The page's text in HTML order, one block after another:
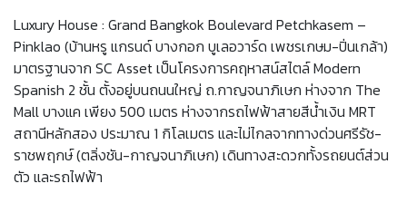
Luxury House : Grand Bangkok Boulevard Petchkasem –
Pinklao (บ้านหรู แกรนด์ บางกอก บูเลอวาร์ด เพชรเกษม-ปิ่นเกล้า)
มาตรฐานจาก SC Asset เป็นโครงการคฤหาสน์สไตล์ Modern
Spanish 2 ชั้น ตั้งอยู่บนถนนใหญ่ ถ.กาญจนาภิเษก ห่างจาก The
Mall บางแค เพียง 500 เมตร ห่างจากรถไฟฟ้าสายสีน้ำเงิน MRT
สถานีหลักสอง ประมาณ 1 กิโลเมตร และไม่ไกลจากทางด่วนศรีรัช-
ราชพฤกษ์ (ตลิ่งชัน-กาญจนาภิเษก) เดินทางสะดวกทั้งรถยนต์ส่วน
ตัว และรถไฟฟ้า